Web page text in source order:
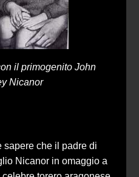
il primogenito John
Nicanor
sapere che il padre di
Nicanor in omaggio a